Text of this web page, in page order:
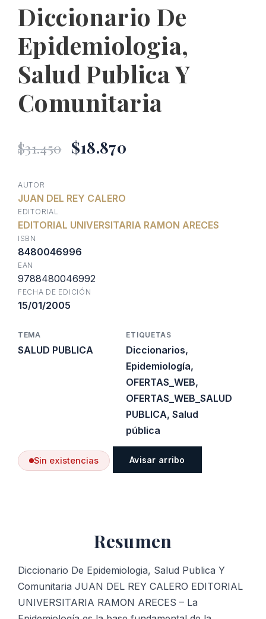
Diccionario De
Epidemiologia,
Salud Publica Y
Comunitaria
$31.450 El
original
era:
$31.450.
$18.870
AUTOR
JUAN DEL REY CALERO
EDITORIAL
EDITORIAL UNIVERSITARIA RAMON ARECES
ISBN
8480046996
EAN
9788480046992
FECHA DE EDICIÓN
15/01/2005
TEMA
SALUD PUBLICA
ETIQUETAS
Diccionarios,
Epidemiología,
OFERTAS_WEB,
OFERTAS_WEB_SALUD
PUBLICA,Salud
pública
Sin existencias Avisar arribo
Resumen
Diccionario De Epidemiologia, Salud Publica Y
Comunitaria JUAN DEL REY CALERO EDITORIAL
UNIVERSITARIA RAMON ARECES – La